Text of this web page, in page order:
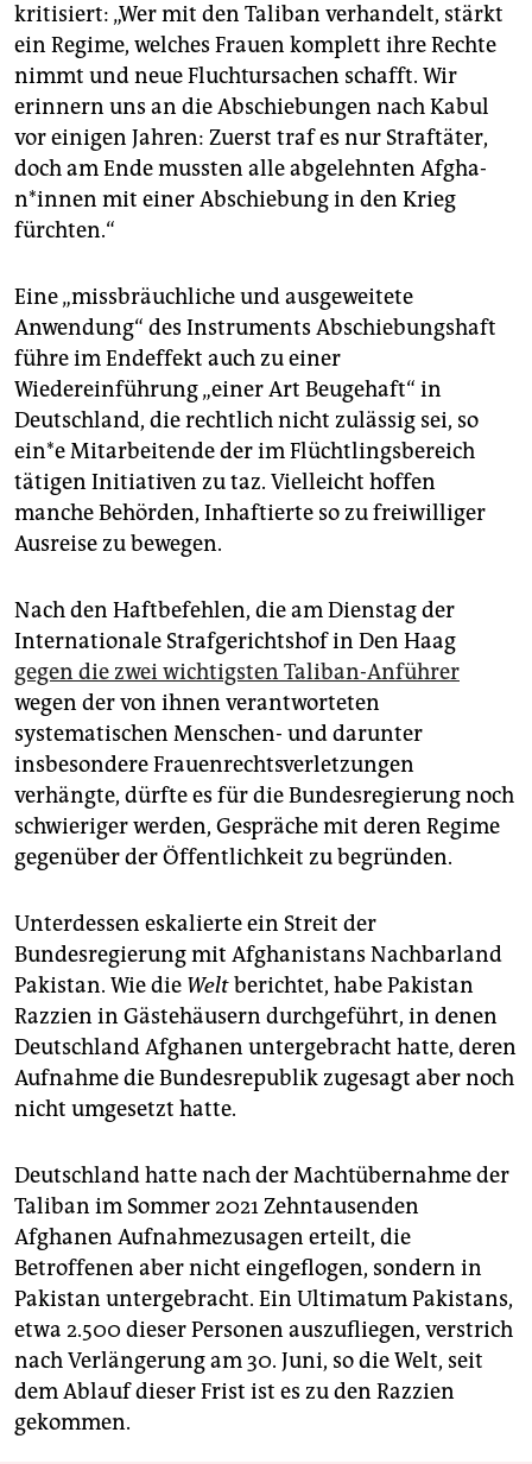
kritisiert: „Wer mit den Taliban verhandelt, stärkt
ein Regime, welches Frauen komplett ihre Rechte
nimmt und neue Fluchtursachen schafft. Wir
erinnern uns an die Abschiebungen nach Kabul
vor einigen Jahren: Zuerst traf es nur Straftäter,
doch am Ende mussten alle abgelehnten Af­gha­
n*in­nen mit einer Abschiebung in den Krieg
fürchten.“
Eine „missbräuchliche und ausgeweitete
Anwendung“ des Instruments Abschiebungshaft
führe im Endeffekt auch zu einer
Wiedereinführung „einer Art Beugehaft“ in
Deutschland, die rechtlich nicht zulässig sei, so
ein*e Mitarbeitende der im Flüchtlingsbereich
tätigen Initiativen zu taz. Vielleicht hoffen
manche Behörden, Inhaftierte so zu freiwilliger
Ausreise zu bewegen.
Nach den Haftbefehlen, die am Dienstag der
Internationale Strafgerichtshof in Den Haag
gegen die zwei wichtigsten Taliban-Anführer
wegen der von ihnen verantworteten
systematischen Menschen- und darunter
insbesondere Frauenrechtsverletzungen
verhängte, dürfte es für die Bundesregierung noch
schwieriger werden, Gespräche mit deren Regime
gegenüber der Öffentlichkeit zu begründen.
Unterdessen eskalierte ein Streit der
Bundesregierung mit Afghanistans Nachbarland
Pakistan. Wie die Weltberichtet, habe Pakistan
Razzien in Gästehäusern durchgeführt, in denen
Deutschland Afghanen untergebracht hatte, deren
Aufnahme die Bundesrepublik zugesagt aber noch
nicht umgesetzt hatte.
Deutschland hatte nach der Machtübernahme der
Taliban im Sommer 2021 Zehntausenden
Afghanen Aufnahmezusagen erteilt, die
Betroffenen aber nicht eingeflogen, sondern in
Pakistan untergebracht. Ein Ultimatum Pakistans,
etwa 2.500 dieser Personen auszufliegen, verstrich
nach Verlängerung am 30. Juni, so die Welt, seit
dem Ablauf dieser Frist ist es zu den Razzien
gekommen.